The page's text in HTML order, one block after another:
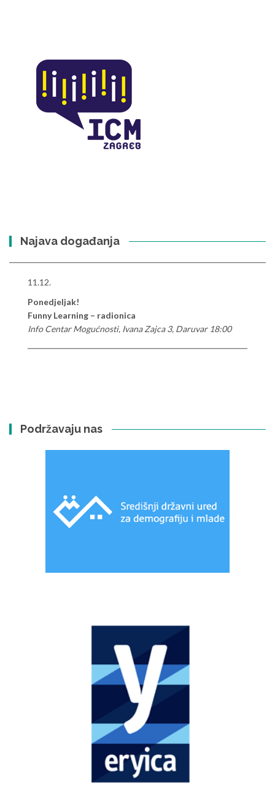
Najava događanja
11.12.
Ponedjeljak!
Funny Learning – radionica
Info Centar Mogućnosti, Ivana Zajca 3, Daruvar 18:00
Podržavaju nas